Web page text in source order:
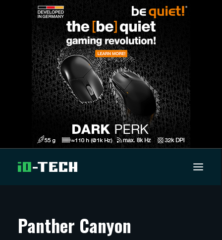
ARTIKKELIT
Panther Canyon